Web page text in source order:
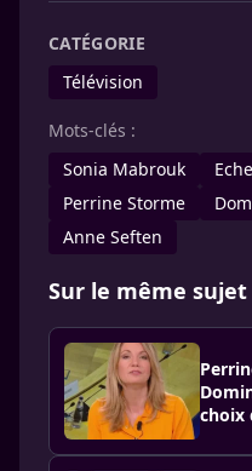
CATÉGORIE
Télévision
Mots-clés :
Sonia Mabrouk
Perrine Storme
Anne Seften
Sur le même sujet
choix